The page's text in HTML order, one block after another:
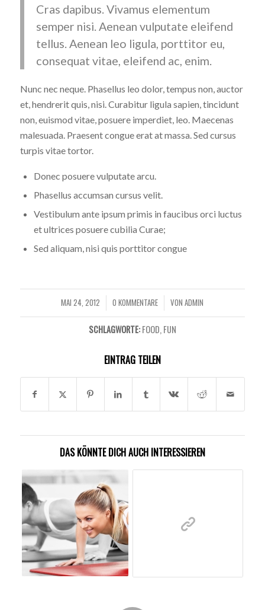
Cras dapibus. Vivamus elementum
semper nisi. Aenean vulputate eleifend
tellus. Aenean leo ligula, porttitor eu,
consequat vitae, eleifend ac, enim.
Nunc nec neque. Phasellus leo dolor, tempus non, auctor
et, hendrerit quis, nisi. Curabitur ligula sapien, tincidunt
non, euismod vitae, posuere imperdiet, leo. Maecenas
malesuada. Praesent congue erat at massa. Sed cursus
turpis vitae tortor.
Donec posuere vulputate arcu.
Phasellus accumsan cursus velit.
Vestibulum ante ipsum primis in faucibus orci luctus
et ultrices posuere cubilia Curae;
Sed aliquam, nisi quis porttitor congue
MAI 24, 2012
/ 0 KOMMENTARE
/ VONADMIN
SCHLAGWORTE:FOOD, FUN
EINTRAG TEILEN
DAS KÖNNTE DICH AUCH INTERESSIEREN